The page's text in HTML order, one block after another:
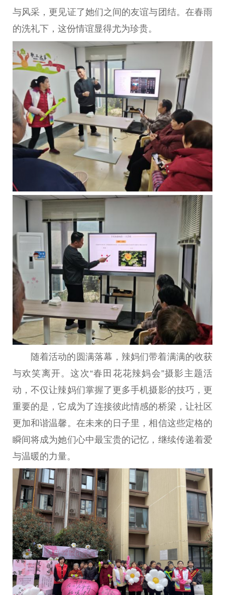
与风采，更见证了她们之间的友谊与团结。在春雨
的洗礼下，这份情谊显得尤为珍贵。
随着活动的圆满落幕，辣妈们带着满满的收获
与欢笑离开。这次“春田花花辣妈会”摄影主题活
动，不仅让辣妈们掌握了更多手机摄影的技巧，更
重要的是，它成为了连接彼此情感的桥梁，让社区
更加和谐温馨。在未来的日子里，相信这些定格的
瞬间将成为她们心中最宝贵的记忆，继续传递着爱
与温暖的力量。